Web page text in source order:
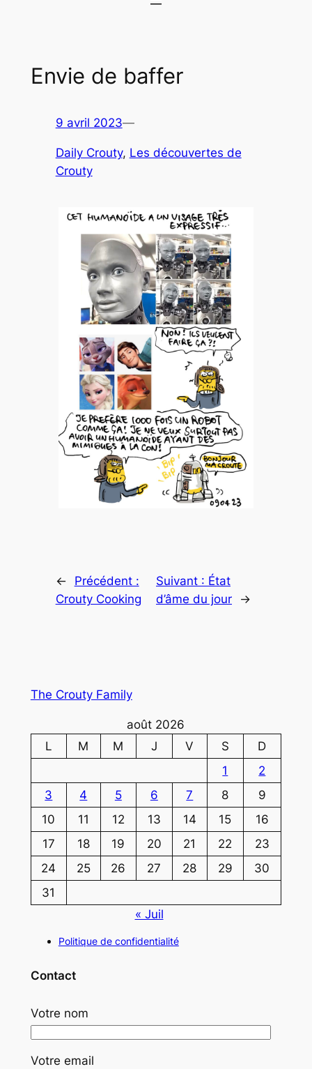
Envie de baffer
9 avril 2023—
Daily Crouty, Les découvertes de
Crouty
←
Précédent :
Crouty Cooking
Suivant : État
d’âme du jour
→
The Crouty Family
août 2026
L
M M J V S
D
1
2
3
4 5 6 7 8
9
10
11 12 13 14 15
16
17
18 19 20 21 22
23
24
25 26 27 28 29
30
31
« Juil
Politique de confidentialité
Contact
Votre nom
Votre email